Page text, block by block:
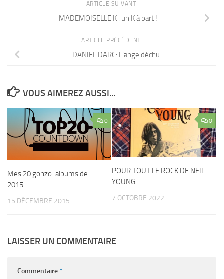
ARTICLE SUIVANT
MADEMOISELLE K : un K à part !
ARTICLE PRÉCÉDENT
DANIEL DARC: L’ange déchu
VOUS AIMEREZ AUSSI...
0
Mes 20 gonzo-albums de
2015
15 DÉCEMBRE 2015
0
POUR TOUT LE ROCK DE NEIL
YOUNG
7 OCTOBRE 2022
LAISSER UN COMMENTAIRE
Commentaire*